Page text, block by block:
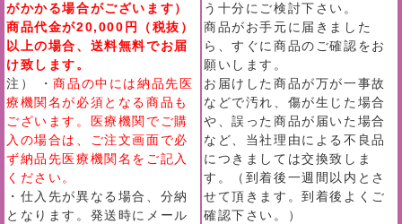
がかかる場合がございます）
商品代金が20,000円（税抜）
以上の場合、送料無料でお届
け致します。
注） ・商品の中には納品先医
療機関名が必須となる商品も
ございます。医療機関でご購
入の場合は、ご注文画面で必
ず納品先医療機関名をご記入
ください。
・仕入先が異なる場合、分納
となります。発送時にメール
う十分にご検討下さい。
商品がお手元に届きました
ら、すぐに商品のご確認をお
願いします。
お届けした商品が万が一事故
などで汚れ、傷が生じた場合
や、誤った商品が届いた場合
など、当社理由による不良品
につきましては交換致しま
す。（到着後一週間以内とさ
せて頂きます。到着後よくご
確認下さい。）